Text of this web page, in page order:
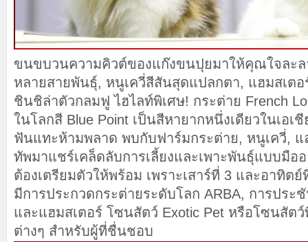
ขนขบวนความคิวต์ของแก๊งขนปุยมาให้คุณใจละล
หลายสายพันธุ์, หนูเควี่สีสันสุดแปลกตา, แฮมสเต
ชินชิล่าตัวกลมฟู ไฮไลท์พิเศษ! กระต่าย French
ในโลกสี Blue Point เป็นสีหายากหนึ่งเดียวในเอเ
ฟันแทะห้ามพลาด พบกับฟาร์มกระต่าย, หนูเควี่,
ทัพมาแชร์เคล็ดลับการเลี้ยงและเพาะพันธุ์แบบมือ
ต้องเตรียมตัวให้พร้อม เพราะเสาร์ที่ 3 และอาทิต
มีการประกวดกระต่ายระดับโลก ARBA, การประ
และแฮมสเตอร์ โซนสัตว์ Exotic Pet หรือโซนสัต
ต่างๆ สำหรับผู้ที่ชื่นชอบ